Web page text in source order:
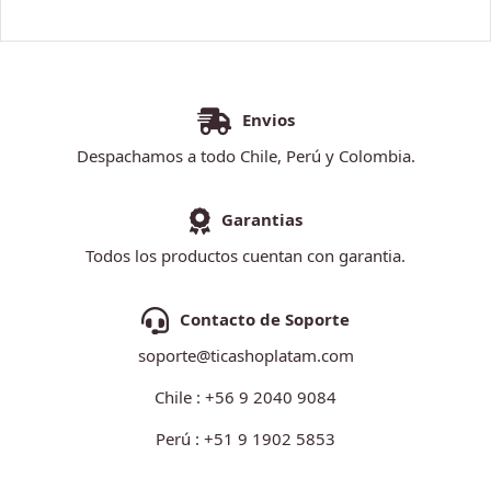
Envios
Despachamos a todo Chile, Perú y Colombia.
Garantias
Todos los productos cuentan con garantia.
Contacto de Soporte
soporte@ticashoplatam.com
Chile : +56 9 2040 9084
Perú : +51 9 1902 5853